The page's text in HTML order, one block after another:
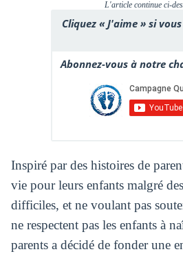
L'article continue ci-
Cliquez « J'aime » si
Abonnez-vous à notre
Inspiré par des histoires de
vie pour leurs enfants malgré
difficiles, et ne voulant pas
ne respectent pas les enfants à
parents a décidé de fonder une